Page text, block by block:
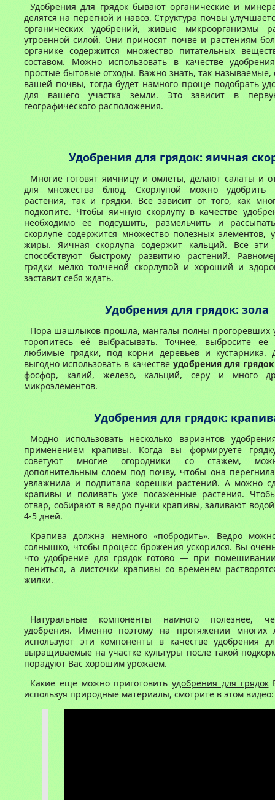
Удобрения для грядок бывают органические и
делятся на перегной и навоз. Структура почвы
органических удобрений, живые микроорганизмы
утроенной силой. Они приносят почве и растениям
органике содержится множество питательных
составом. Можно использовать в качестве
простые бытовые отходы. Важно знать, так называемые,
вашей почвы, тогда будет намного проще подобрать
для вашего участка земли. Это зависит в
географического расположения.
Удобрения для грядок: яичная
Многие готовят яичницу и омлеты, делают салаты и
для множества блюд. Скорлупой можно удобрить
растения, так и грядки. Все зависит от того, как
подкопите. Чтобы яичную скорлупу в качестве
необходимо ее подсушить, размельчить и
скорлупе содержится множество полезных элементов,
жиры. Яичная скорлупа содержит кальций. Все эти
способствуют быстрому развитию растений.
грядки мелко толченой скорлупой и хороший и
заставит себя ждать.
Удобрения для грядок: зола
Пора шашлыков прошла, мангалы полны прогоревших
торопитесь её выбрасывать. Точнее, выбросите
любимые грядки, под корни деревьев и кустарника.
выгодно использовать в качестве удобрения для грядок
фосфор, калий, железо, кальций, серу и много
микроэлементов.
Удобрения для грядок:
Модно использовать несколько вариантов
применением крапивы. Когда вы формируете
советуют многие огородники со стажем,
дополнительным слоем под почву, чтобы она
увлажнила и подпитала корешки растений. А можно
крапивы и поливать уже посаженные растения.
отвар, собирают в ведро пучки крапивы, заливают
4-5 дней.
Крапива должна немного «побродить». Ведро
солнышко, чтобы процесс брожения ускорился. Вы
что удобрение для грядок готово — при
пениться, а листочки крапивы со временем
жилки.
Натуральные компоненты намного полезнее,
удобрения. Именно поэтому на протяжении многих
используют эти компоненты в качестве удобрения
выращиваемые на участке культуры после такой
порадуют Вас хорошим урожаем.
Какие еще можно приготовить удобрения для грядок
используя природные материалы, смотрите в этом видео: